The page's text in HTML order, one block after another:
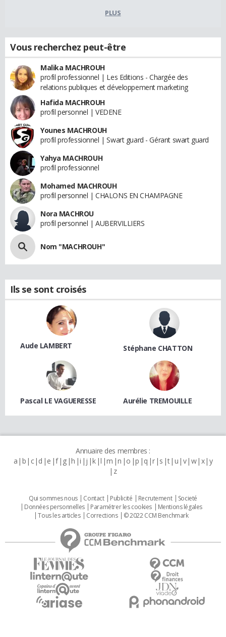
PLUS
Vous recherchez peut-être
Malika MACHROUH
profil professionnel | Les Editions - Chargée des
relations publiques et développement marketing
Hafida MACHROUH
profil personnel | VEDENE
Younes MACHROUH
profil professionnel | Swart guard - Gérant swart guard
Yahya MACHROUH
profil professionnel
Mohamed MACHROUH
profil personnel | CHALONS EN CHAMPAGNE
Nora MACHROU
profil personnel | AUBERVILLIERS
Nom "MACHROUH"
Ils se sont croisés
Aude LAMBERT Stéphane CHATTON
Pascal LE VAGUERESSE Aurélie TREMOUILLE
Annuaire des membres :
a b c d e f g h i j k l m n o p q r s t u v w x y
z
Qui sommes nous Contact Publicité Recrutement
Societé
Données personnelles
Paramétrer les cookies
Mentions légales
Tous les articles
Corrections © 2022 CCM Benchmark